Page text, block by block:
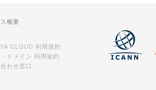
概要
CLOUD 利用規約
ドメイン 利用規約
わせ窓口